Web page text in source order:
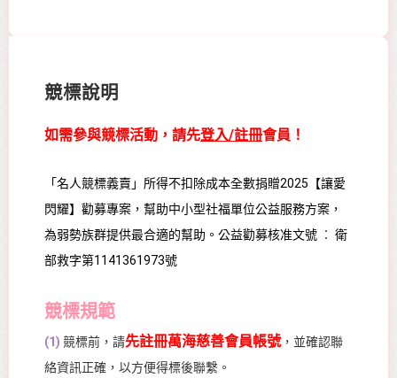
競標說明
如需參與競標活動，請先登入/註冊會員！
「名人競標義賣」所得不扣除成本全數捐贈2025【讓愛
閃耀】勸募專案，幫助中小型社福單位公益服務方案，
為弱勢族群提供最合適的幫助。公益勸募核准文號 ︰ 衛
部救字第1141361973號
競標規範
(1) 競標前，請先註冊萬海慈善會員帳號，並確認聯
絡資訊正確，以方便得標後聯繫。